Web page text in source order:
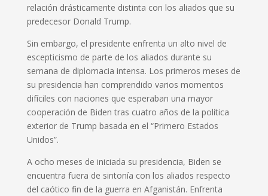
relación drásticamente distinta con los aliados que su
predecesor Donald Trump.
Sin embargo, el presidente enfrenta un alto nivel de
escepticismo de parte de los aliados durante su
semana de diplomacia intensa. Los primeros meses de
su presidencia han comprendido varios momentos
difíciles con naciones que esperaban una mayor
cooperación de Biden tras cuatro años de la política
exterior de Trump basada en el “Primero Estados
Unidos”.
A ocho meses de iniciada su presidencia, Biden se
encuentra fuera de sintonía con los aliados respecto
del caótico fin de la guerra en Afganistán. Enfrenta